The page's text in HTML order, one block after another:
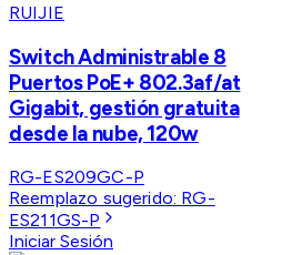
RUIJIE
Switch Administrable 8
Puertos PoE+ 802.3af/at
Gigabit, gestión gratuita
desde la nube, 120w
RG-ES209GC-P
Reemplazo sugerido: RG-
ES211GS-P
Iniciar Sesión